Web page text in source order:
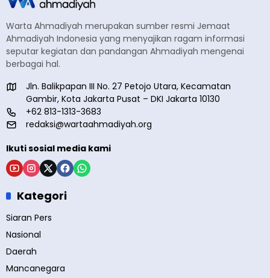
Warta Ahmadiyah merupakan sumber resmi Jemaat
Ahmadiyah Indonesia yang menyajikan ragam informasi
seputar kegiatan dan pandangan Ahmadiyah mengenai
berbagai hal.
Jln. Balikpapan III No. 27 Petojo Utara, Kecamatan
Gambir, Kota Jakarta Pusat – DKI Jakarta 10130
+62 813-1313-3683
redaksi@wartaahmadiyah.org
Ikuti sosial media kami
Kategori
Siaran Pers
Nasional
Daerah
Mancanegara